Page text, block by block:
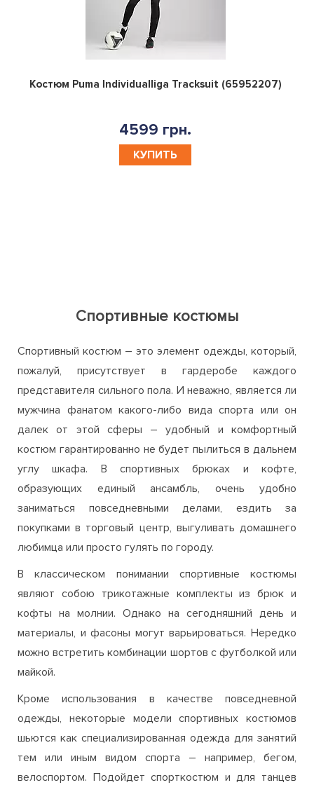
0
Костюм Puma Individualliga Tracksuit (65952207)
4599 грн.
КУПИТЬ
Спортивные костюмы
Спортивный костюм – это элемент одежды, который,
пожалуй, присутствует в гардеробе каждого
представителя сильного пола. И неважно, является ли
мужчина фанатом какого-либо вида спорта или он
далек от этой сферы – удобный и комфортный
костюм гарантированно не будет пылиться в дальнем
углу шкафа. В спортивных брюках и кофте,
образующих единый ансамбль, очень удобно
заниматься повседневными делами, ездить за
покупками в торговый центр, выгуливать домашнего
любимца или просто гулять по городу.
В классическом понимании спортивные костюмы
являют собою трикотажные комплекты из брюк и
кофты на молнии. Однако на сегодняшний день и
материалы, и фасоны могут варьироваться. Нередко
можно встретить комбинации шортов с футболкой или
майкой.
Кроме использования в качестве повседневной
одежды, некоторые модели спортивных костюмов
шьются как специализированная одежда для занятий
тем или иным видом спорта – например, бегом,
велоспортом. Подойдет спорткостюм и для танцев